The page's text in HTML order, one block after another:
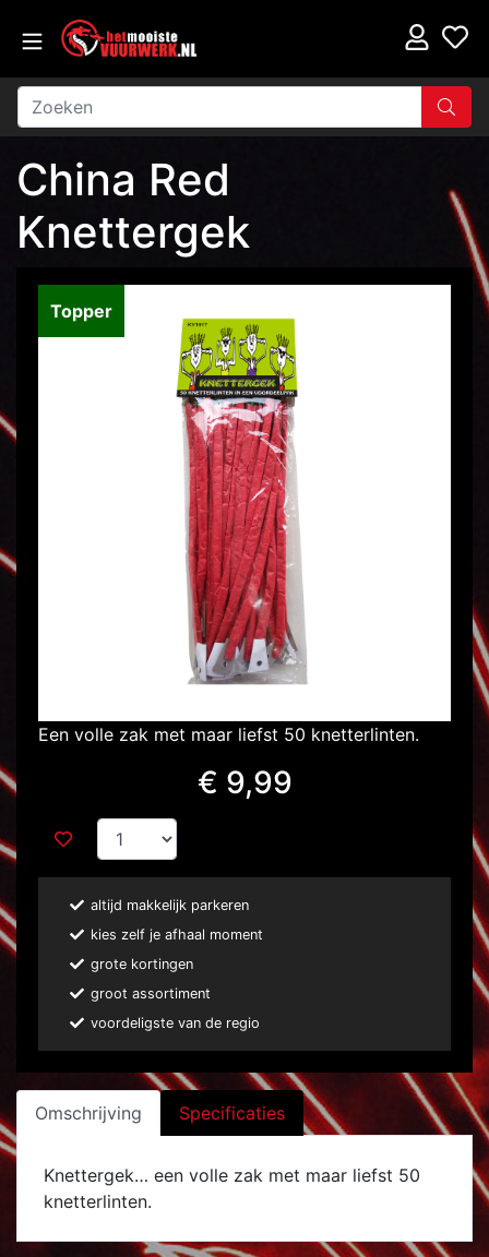
China Red
Knettergek
Topper
Een volle zak met maar liefst 50 knetterlinten.
€ 9,99
altijd makkelijk parkeren
kies zelf je afhaal moment
grote kortingen
groot assortiment
voordeligste van de regio
Omschrijving Specificaties
Knettergek… een volle zak met maar liefst 50
knetterlinten.